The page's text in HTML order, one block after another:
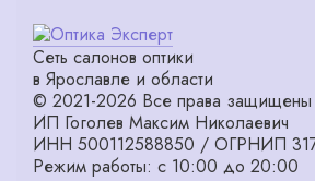
Сеть салонов оптики
в Ярославле и области
© 2021-2026 Все права защищены
ИП Гоголев Максим Николаевич
ИНН 500112588850 / ОГРНИП
Режим работы: с 10:00 до 20:00